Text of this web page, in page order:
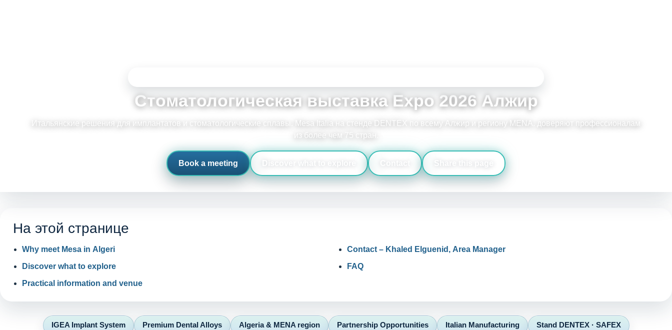
Стоматологическая выставка Expo 2026 Алжир
Итальянские решения для имплантатов и стоматологические сплавы. Mesa Italia на стенде DENTEX по всему Алжир и региону MENA. доверяют профессионалам
из более чем 75 стран.
Book a meeting Discover what to explore Share this page
Италия на Марокканской стоматологической выставке 2026 Визуальные активы
Стенд DENTEX · 2-5 июня 2026 · SAFEX Айн-Себаа Касабланка
Социальный плакат · 1:1 (Instagram / Facebook / LinkedIn)
На этой странице
Why meet Mesa in Algeri
Discover what to explore
Practical information and venue
Contact – Khaled Elguenid, Area Manager
FAQ
IGEA Implant System Premium Dental Alloys Algeria & MENA region Partnership Opportunities Italian Manufacturing Stand DENTEX · SAFEX